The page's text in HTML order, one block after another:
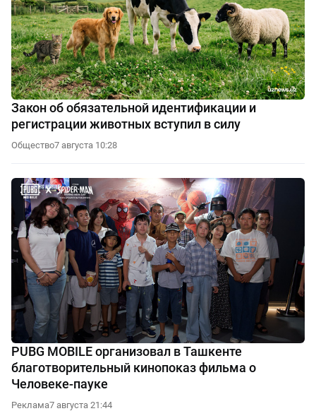
Закон об обязательной идентификации и
регистрации животных вступил в силу
Общество7 августа 10:28
PUBG MOBILE организовал в Ташкенте
благотворительный кинопоказ фильма о
Человеке-пауке
Реклама7 августа 21:44